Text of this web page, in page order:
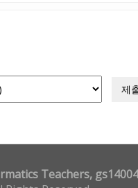
제
Teachers,